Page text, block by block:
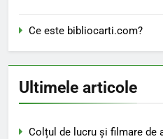
Ce este bibliocarti.com?
Ultimele articole
Colțul de lucru și filmare de